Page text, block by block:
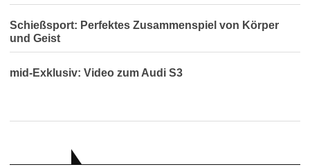
Schießsport: Perfektes Zusammenspiel von Körper
und Geist
mid-Exklusiv: Video zum Audi S3